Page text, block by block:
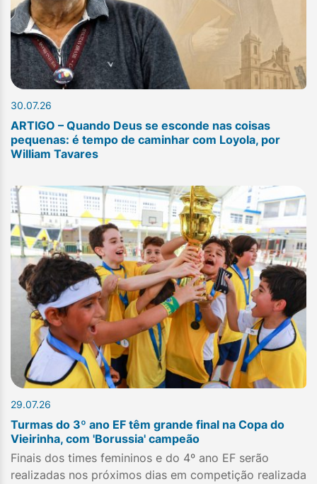
30.07.26
ARTIGO – Quando Deus se esconde nas coisas
pequenas: é tempo de caminhar com Loyola, por
William Tavares
29.07.26
Turmas do 3º ano EF têm grande final na Copa do
Vieirinha, com 'Borussia' campeão
Finais dos times femininos e do 4º ano EF serão
realizadas nos próximos dias em competição realizada